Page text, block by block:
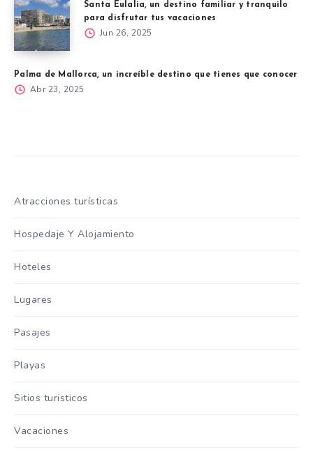
Santa Eulalia, un destino familiar y tranquilo
para disfrutar tus vacaciones
Jun 26, 2025
Palma de Mallorca, un increíble destino que tienes que conocer
Abr 23, 2025
Atracciones turísticas
Hospedaje Y Alojamiento
Hoteles
Lugares
Pasajes
Playas
Sitios turisticos
Vacaciones